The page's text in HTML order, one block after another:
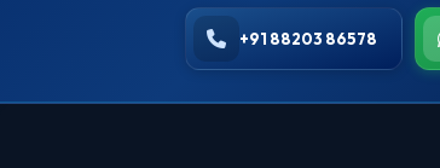
+91 88203 86578